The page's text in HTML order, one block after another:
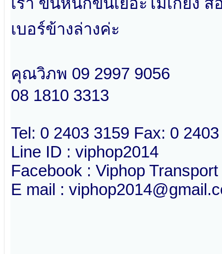
เบอร์ข้างล่างค่ะ
คุณวิภพ 09 2997 9056
08 1810 3313
Tel: 0 2403 3159 Fax: 0
Line ID : viphop2014
Facebook : Viphop Transport
E mail :